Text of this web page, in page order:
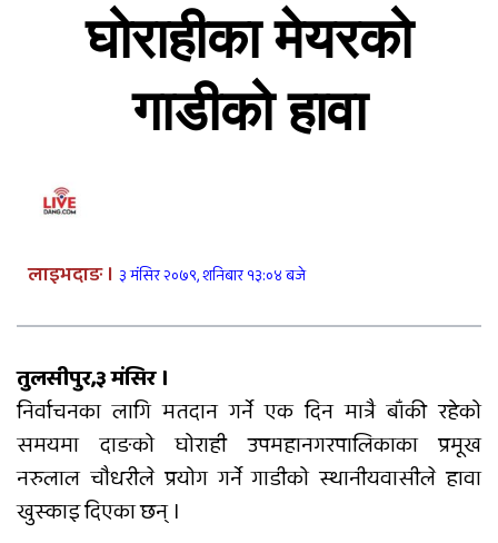
जनाको मृत्यु
दुग्ध चिस्यान केन्द्र अनुदान हिनामिना आरोपमा
आठबिसकोटका मेयरसहित ११ जनाविरुद्ध भ्रष्टाचार
दंगीशरणमा आर्थिक वर्ष २०८२/८३ को वार्षिक समीक्षा
तुलसीपुरमा मोटरसाइकल र स्कुटी ठोक्किँदा युवतीको
मृत्यु
घोराहीका मेयरको
गाडीको हावा
लाइभदाङ । ३ मंसिर २०७९, शनिबार १३:०४ बजे
तुलसीपुर,३ मंसिर ।
निर्वाचनका लागि मतदान गर्ने एक दिन मात्रै बाँकी रहेको
समयमा दाङको घोराही उपमहानगरपालिकाका प्रमूख
नरुलाल चौधरीले प्रयोग गर्ने गाडीको स्थानीयवासीले हावा
खुस्काइ दिएका छन् ।